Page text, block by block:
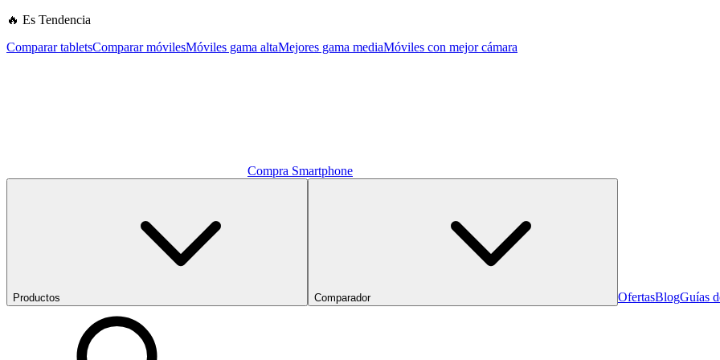
🔥 Es Tendencia
Comparar tabletsComparar móvilesMóviles gama altaMejores gama mediaMóviles con mejor cámara
Compra Smartphone
Productos Comparador OfertasBlogGuías